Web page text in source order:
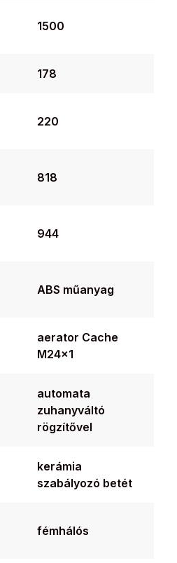
1500
178
220
818
944
ABS műanyag
aerator Cache
M24x1
automata
zuhanyváltó
rögzítővel
kerámia
szabályozó betét
fémhálós